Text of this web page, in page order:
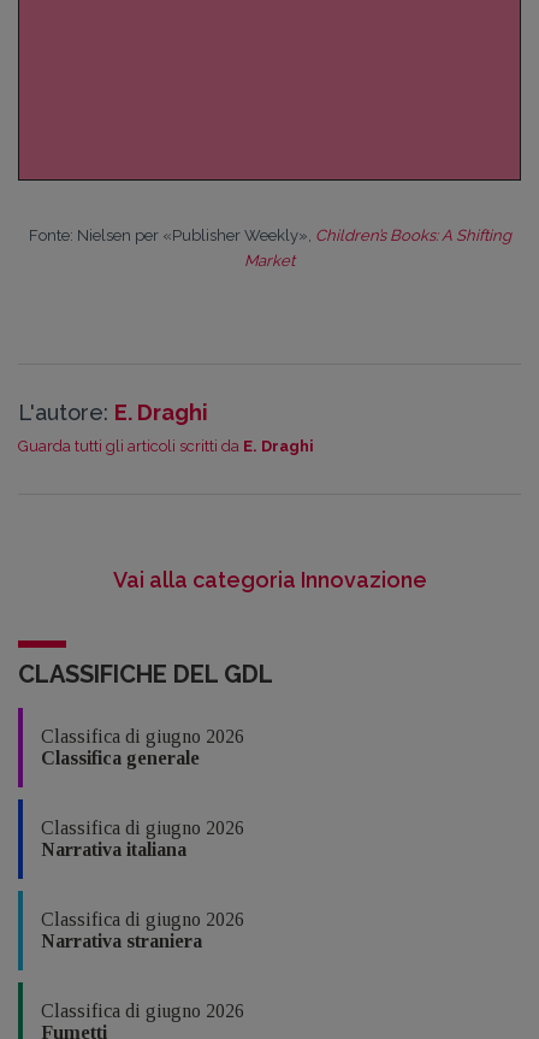
Fonte: Nielsen per «Publisher Weekly», Children’s Books: A Shifting
Market
L'autore: E. Draghi
Guarda tutti gli articoli scritti da E. Draghi
Vai alla categoria Innovazione
CLASSIFICHE DEL GDL
Classifica di giugno 2026
Classifica generale
Classifica di giugno 2026
Narrativa italiana
Classifica di giugno 2026
Narrativa straniera
Classifica di giugno 2026
Fumetti